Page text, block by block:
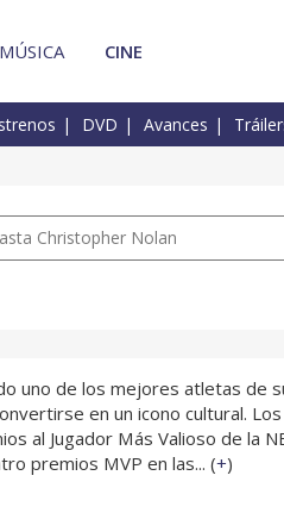
MÚSICA CINE
DVD Avances
Christopher Nolan
uno de los mejores atletas de
en un icono cultural.
al Jugador Más Valioso de la
premios MVP en las... (+)